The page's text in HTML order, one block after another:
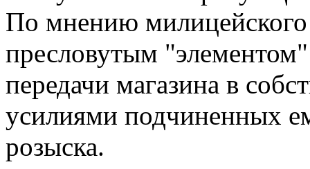
По мнению милицейского
пресловутым
передачи магазина в
усилиями подчиненных
розыска.